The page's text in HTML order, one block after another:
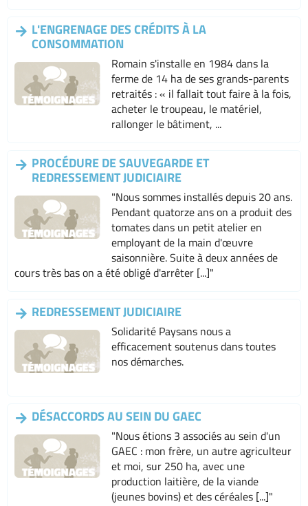
L'ENGRENAGE DES CRÉDITS À LA
CONSOMMATION
Romain s'installe en 1984 dans la
ferme de 14 ha de ses grands-parents
retraités : « il fallait tout faire à la fois,
acheter le troupeau, le matériel,
rallonger le bâtiment, ...
PROCÉDURE DE SAUVEGARDE ET
REDRESSEMENT JUDICIAIRE
"Nous sommes installés depuis 20 ans.
Pendant quatorze ans on a produit des
tomates dans un petit atelier en
employant de la main d'œuvre
saisonnière. Suite à deux années de
cours très bas on a été obligé d'arrêter [...]"
REDRESSEMENT JUDICIAIRE
Solidarité Paysans nous a
efficacement soutenus dans toutes
nos démarches.
DÉSACCORDS AU SEIN DU GAEC
"Nous étions 3 associés au sein d'un
GAEC : mon frère, un autre agriculteur
et moi, sur 250 ha, avec une
production laitière, de la viande
(jeunes bovins) et des céréales [...]"